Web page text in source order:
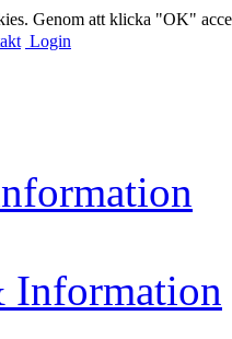
Genom att klicka "OK"
Login
Information